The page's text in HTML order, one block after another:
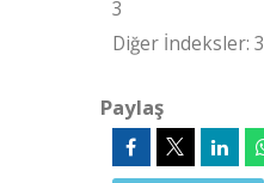
3
Diğer İndeksler: 3
Paylaş